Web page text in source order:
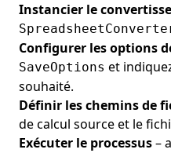
Instancier le
Configurer les options
SaveOptions et
souhaité.
Définir les chemins de
de calcul source et le
Exécuter le processus–